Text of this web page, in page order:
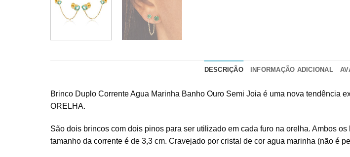
DESCRIÇÃO INFORMAÇÃO ADICIONAL
Brinco Duplo Corrente Agua Marinha Banho Ouro Semi Joia é uma nova tendência
ORELHA.
São dois brincos com dois pinos para ser utilizado em cada furo na orelha. Ambos
tamanho da corrente é de 3,3 cm. Cravejado por cristal de cor agua marinha (não é